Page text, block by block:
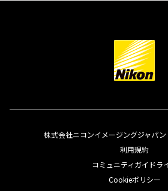
株式会社ニコンイメージングジャパ
利用規約
コミュニティガイドラ
Cookieポリシー